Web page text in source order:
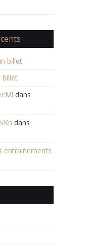
billet
billet
dans
dans
entrainements